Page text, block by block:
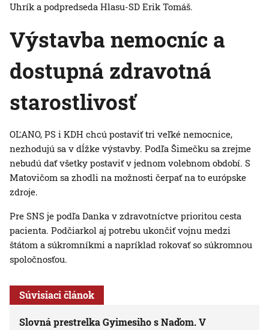
Uhrík a podpredseda Hlasu-SD Erik Tomáš.
Výstavba nemocníc a
dostupná zdravotná
starostlivosť
OĽANO, PS i KDH chcú postaviť tri veľké nemocnice,
nezhodujú sa v dĺžke výstavby. Podľa Šimečku sa zrejme
nebudú dať všetky postaviť v jednom volebnom období. S
Matovičom sa zhodli na možnosti čerpať na to európske
zdroje.
Pre SNS je podľa Danka v zdravotníctve prioritou cesta
pacienta. Podčiarkol aj potrebu ukončiť vojnu medzi
štátom a súkromníkmi a napríklad rokovať so súkromnou
spoločnosťou.
Súvisiaci článok
Slovná prestrelka Gyimesiho s Naďom. V